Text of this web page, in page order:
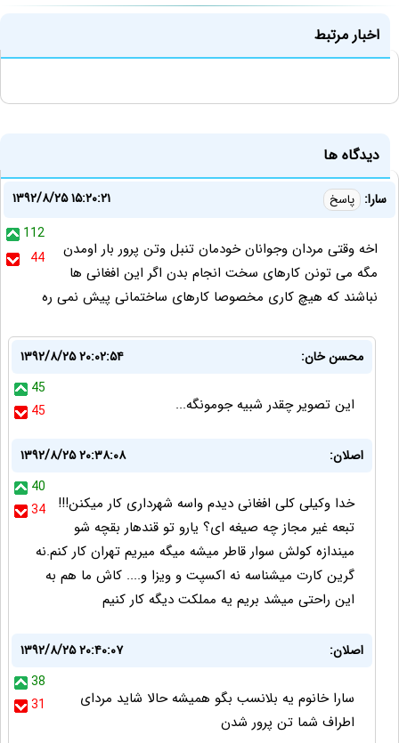
اخبار مرتبط
دیدگاه ها
سارا: پاسخ
۱۳۹۲/۸/۲۵ ۱۵:۲۰:۲۱
112
44
اخه وقتی مردان وجوانان خودمان تنبل وتن پرور بار اومدن
مگه می تونن کارهای سخت انجام بدن اگر این افغانی ها
نباشند که هیچ کاری مخصوصا کارهای ساختمانی پیش نمی ره
محسن خان:
۱۳۹۲/۸/۲۵ ۲۰:۰۲:۵۴
45
45
این تصویر چقدر شبیه جومونگه...
اصلان:
۱۳۹۲/۸/۲۵ ۲۰:۳۸:۰۸
40
34
خدا وکیلی کلی افغانی دیدم واسه شهرداری کار میکنن!!!
تبعه غیر مجاز چه صیغه ای؟ یارو تو قندهار بقچه شو
میندازه کولش سوار قاطر میشه میگه میریم تهران کار کنم.نه
گرین کارت میشناسه نه اکسپت و ویزا و.... کاش ما هم به
این راحتی میشد بریم یه مملکت دیگه کار کنیم
اصلان:
۱۳۹۲/۸/۲۵ ۲۰:۴۰:۰۷
38
31
سارا خانوم یه بلانسب بگو همیشه حالا شاید مردای
اطراف شما تن پرور شدن